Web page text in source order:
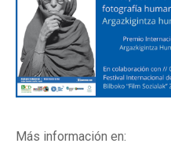
Más información en: